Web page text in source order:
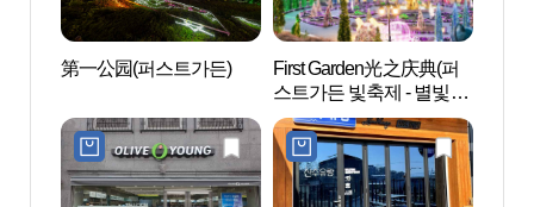
第一公园(퍼스트가든)
First Garden光之庆典(퍼
스트가든 빛축제 - 별빛이
흐르는 정원)